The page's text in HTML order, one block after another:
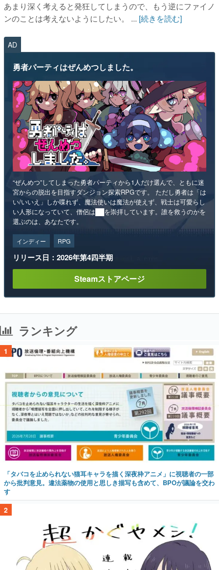
あまり深く考えると発狂してしまうので、もう逆にファイノ
ンのことは考えないようにしたい。 ... [続きを読む]
AD
勇者パーティはぜんめつしました。
“ぜんめつ”してしまった勇者パーティから1人だけ選んで、ともに迷
宮からの脱出を目指すダンジョン探索RPGです。 ただし勇者は「は
い/いいえ」しか喋れず、魔法使いは魔法が使えず、戦士は可愛らし
い人形になっていて、僧侶は██を崇拝しています。誰を救うのかを
選ぶのは、あなたです。
インディー RPG
リリース日：2026年第4四半期
Steamストアページ
ランキング
1
「タバコを止められない猫耳キャラを描く深夜枠アニメ」に視聴者の一部
から批判意見。違法薬物の使用と思しき描写も含めて、BPOが議論を交わ
す
2